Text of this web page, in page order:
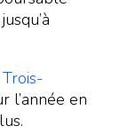
l’année en